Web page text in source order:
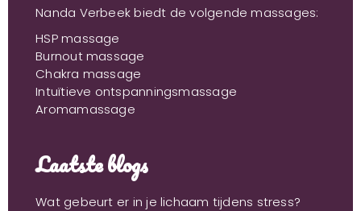
Nanda Verbeek biedt de volgende massages:
HSP massage
Burnout massage
Chakra massage
Intuïtieve ontspanningsmassage
Aromamassage
Laatste blogs
Wat gebeurt er in je lichaam tijdens stress?